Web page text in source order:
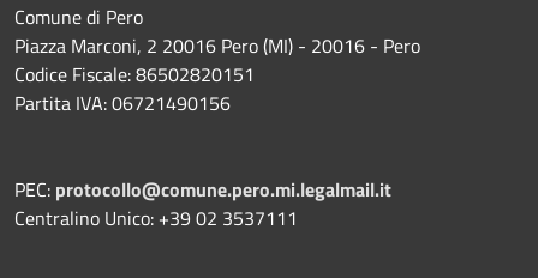
Comune di Pero
Piazza Marconi, 2 20016 Pero (MI) - 20016 - Pero
Codice Fiscale: 86502820151
Partita IVA: 06721490156
PEC: protocollo@comune.pero.mi.legalmail.it
Centralino Unico: +39 02 3537111